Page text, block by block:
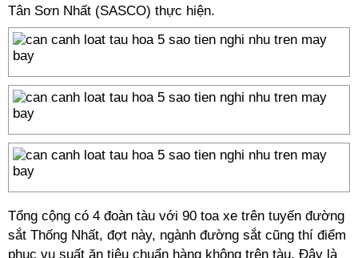
Tân Sơn Nhất (SASCO) thực hiện.
Tổng cộng có 4 đoàn tàu với 90 toa xe trên tuyến đường
sắt Thống Nhất, đợt này, ngành đường sắt cũng thí điểm
phục vụ suất ăn tiêu chuẩn hàng không trên tàu. Đây là